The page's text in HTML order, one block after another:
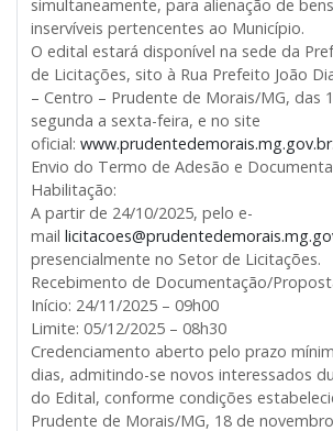
simultaneamente, para alienação de
inservíveis pertencentes ao Município.
O edital estará disponível na sede da
de Licitações, sito à Rua Prefeito João
– Centro – Prudente de Morais/MG, das
segunda a sexta-feira, e no site
oficial: www.prudentedemorais.mg.gov.br.
Envio do Termo de Adesão e
Habilitação:
A partir de 24/10/2025, pelo e-
mail
presencialmente no Setor de Licitações.
Recebimento de Documentação/
Início: 24/11/2025 – 09h00
Limite: 05/12/2025 – 08h30
Credenciamento aberto pelo prazo
dias, admitindo-se novos interessados
do Edital, conforme condições
Prudente de Morais/MG, 18 de